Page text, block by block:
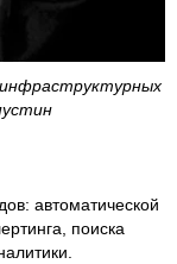
автоматической
поиска